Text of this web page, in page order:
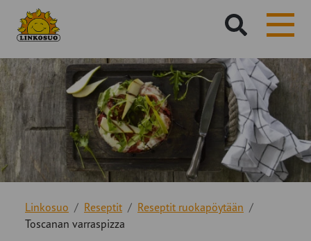
sivustolta:
Linkosuo Reseptit
Reseptit ruokapöytään
Toscanan varraspizza